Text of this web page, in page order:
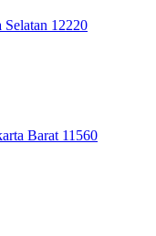
Selatan 12220
Barat 11560